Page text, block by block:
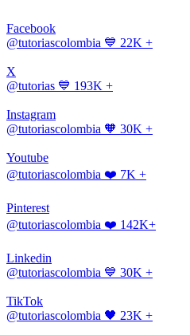
Facebook
@tutoriascolombia 💙 22K +
X
@tutorias 💙 193K +
Instagram
@tutoriascolombia 🧡 30K +
Youtube
@tutoriascolombia ❤️ 7K +
Pinterest
@tutoriascolombia ❤️ 142K+
Linkedin
@tutoriascolombia 💙 30K +
TikTok
@tutoriascolombia 🖤 23K +